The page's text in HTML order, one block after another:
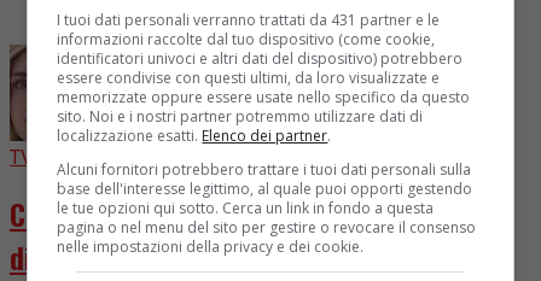
I più letti
TV
Chiara Ferragni diventa attrice in “Come
distruggere l’ex”
I tuoi dati personali verranno trattati da 431 partner e le
informazioni raccolte dal tuo dispositivo (come cookie,
identificatori univoci e altri dati del dispositivo) potrebbero
essere condivise con questi ultimi, da loro visualizzate e
memorizzate oppure essere usate nello specifico da questo
sito. Noi e i nostri partner potremmo utilizzare dati di
localizzazione esatti. Elenco dei partner.
Alcuni fornitori potrebbero trattare i tuoi dati personali sulla
base dell'interesse legittimo, al quale puoi opporti gestendo
le tue opzioni qui sotto. Cerca un link in fondo a questa
pagina o nel menu del sito per gestire o revocare il consenso
nelle impostazioni della privacy e dei cookie.